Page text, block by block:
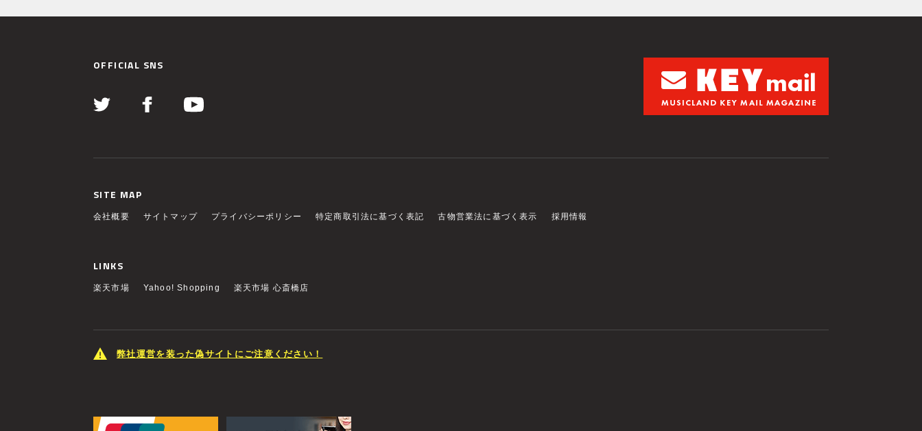
OFFICIAL SNS
SITE MAP
会社概要 サイトマップ プライバシーポリシー 特定商取引法に基づく表記 古物営業法に基づく表示 採用情報
LINKS
楽天市場 Yahoo! Shopping 楽天市場 心斎橋店
弊社運営を装った偽サイトにご注意ください！